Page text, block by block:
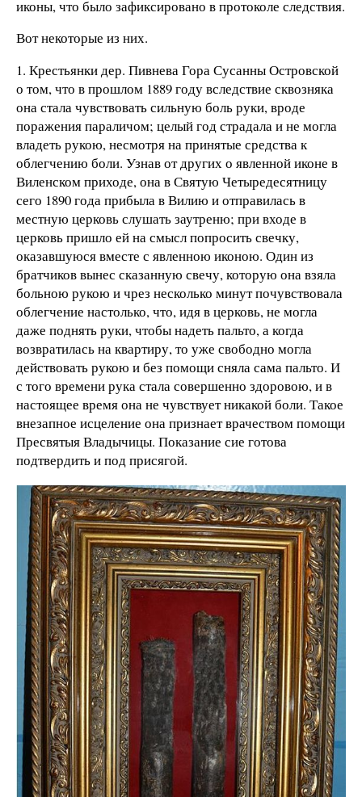
иконы, что было зафиксировано в протоколе следствия.
Вот некоторые из них.
1. Крестьянки дер. Пивнева Гора Сусанны Островской
о том, что в прошлом 1889 году вследствие сквозняка
она стала чувствовать сильную боль руки, вроде
поражения параличом; целый год страдала и не могла
владеть рукою, несмотря на принятые средства к
облегчению боли. Узнав от других о явленной иконе в
Виленском приходе, она в Святую Четыредесятницу
сего 1890 года прибыла в Вилию и отправилась в
местную церковь слушать заутреню; при входе в
церковь пришло ей на смысл попросить свечку,
оказавшуюся вместе с явленною иконою. Один из
братчиков вынес сказанную свечу, которую она взяла
больною рукою и чрез несколько минут почувствовала
облегчение настолько, что, идя в церковь, не могла
даже поднять руки, чтобы надеть пальто, а когда
возвратилась на квартиру, то уже свободно могла
действовать рукою и без помощи сняла сама пальто. И
с того времени рука стала совершенно здоровою, и в
настоящее время она не чувствует никакой боли. Такое
внезапное исцеление она признает врачеством помощи
Пресвятыя Владычицы. Показание сие готова
подтвердить и под присягой.